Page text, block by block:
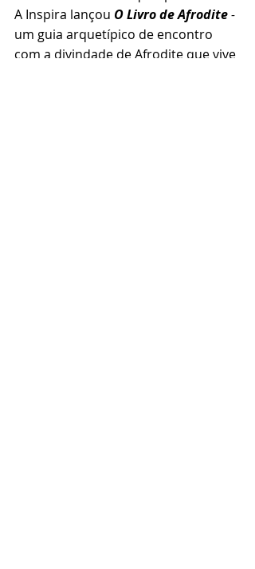
A Inspira lançou O Livro de Afrodite -
um guia arquetípico de encontro
com a divindade de Afrodite que vive